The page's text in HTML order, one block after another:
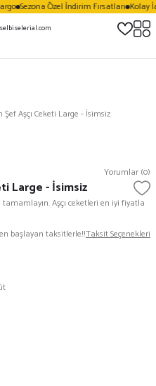
Sezona Özel İndirim Fırsatları Kolay
Şef Aşçı Ceketi Large - İsimsiz
Yorumlar (0)
Large - İsimsiz
Aşçı ceketleri en iyi fiyatla
başlayan taksitlerle!!Taksit Seçenekleri